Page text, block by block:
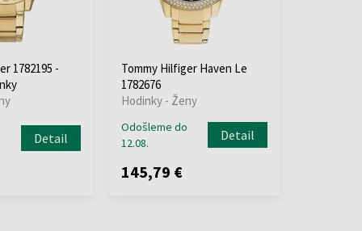
1782195 -
Detail
Tommy Hilfiger Haven Le
1782676
Hodinky - Ženy
Odošleme do
12.08.
Detail
145,79 €